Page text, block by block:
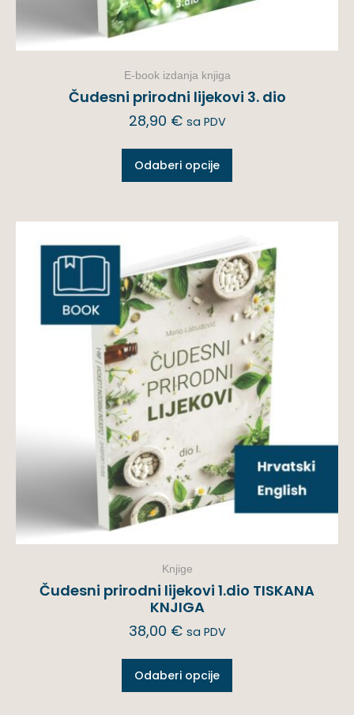
E-book izdanja knjiga
Čudesni prirodni lijekovi 3. dio
28,90 € sa PDV
Odaberi opcije
Knjige
Čudesni prirodni lijekovi 1.dio TISKANA
KNJIGA
38,00 € sa PDV
Odaberi opcije